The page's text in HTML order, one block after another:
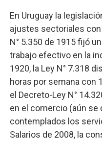
En Uruguay la
ajustes sectoriales
N° 5.350 de 1915 fijó
trabajo efectivo en la
1920, la Ley N° 7.318
horas por semana con
el Decreto-Ley N°
en el comercio (aún se
contemplados los
Salarios de 2008, la